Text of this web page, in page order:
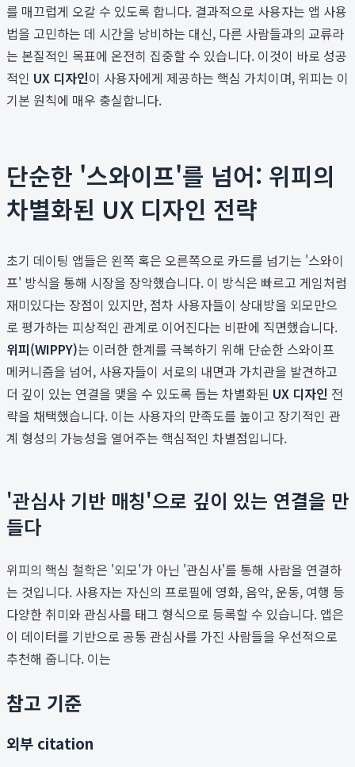
를 매끄럽게 오갈 수 있도록 합니다. 결과적으로 사용자는 앱 사용
법을 고민하는 데 시간을 낭비하는 대신, 다른 사람들과의 교류라
는 본질적인 목표에 온전히 집중할 수 있습니다. 이것이 바로 성공
적인 UX 디자인이 사용자에게 제공하는 핵심 가치이며, 위피는 이
기본 원칙에 매우 충실합니다.
단순한 '스와이프'를 넘어: 위피의
차별화된 UX 디자인 전략
초기 데이팅 앱들은 왼쪽 혹은 오른쪽으로 카드를 넘기는 '스와이
프' 방식을 통해 시장을 장악했습니다. 이 방식은 빠르고 게임처럼
재미있다는 장점이 있지만, 점차 사용자들이 상대방을 외모만으
로 평가하는 피상적인 관계로 이어진다는 비판에 직면했습니다.
위피(WIPPY)는 이러한 한계를 극복하기 위해 단순한 스와이프
메커니즘을 넘어, 사용자들이 서로의 내면과 가치관을 발견하고
더 깊이 있는 연결을 맺을 수 있도록 돕는 차별화된 UX 디자인 전
략을 채택했습니다. 이는 사용자의 만족도를 높이고 장기적인 관
계 형성의 가능성을 열어주는 핵심적인 차별점입니다.
'관심사 기반 매칭'으로 깊이 있는 연결을 만
들다
위피의 핵심 철학은 '외모'가 아닌 '관심사'를 통해 사람을 연결하
는 것입니다. 사용자는 자신의 프로필에 영화, 음악, 운동, 여행 등
다양한 취미와 관심사를 태그 형식으로 등록할 수 있습니다. 앱은
이 데이터를 기반으로 공통 관심사를 가진 사람들을 우선적으로
추천해 줍니다. 이는
참고 기준
외부 citation